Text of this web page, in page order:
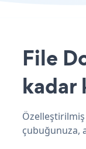
File
kadar
çubuğunuza,